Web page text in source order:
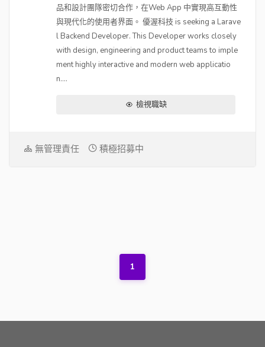
品和設計團隊密切合作，在Web App 中實現高互動性
與現代化的使用者界面。 優渥科技 is seeking a Larave
l Backend Developer. This Developer works closely
with design, engineering and product teams to imple
ment highly interactive and modern web applicatio
n....
檢視職缺
無管理責任 積極招募中
1